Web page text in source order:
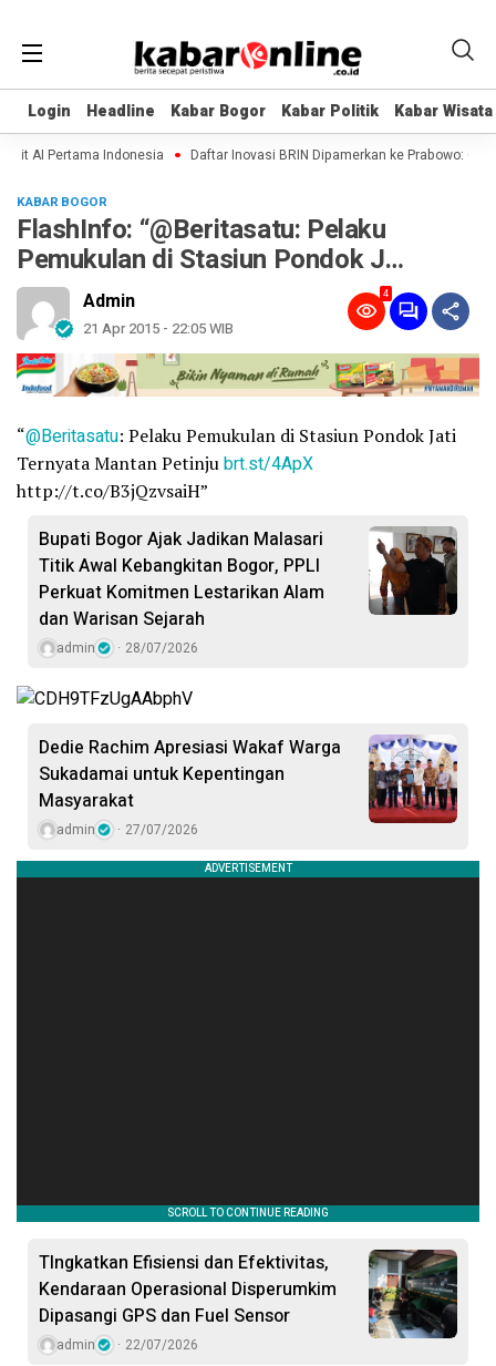
Login Headline Kabar Bogor Kabar Politik Kabar Wisata
Login Headline Kabar Bogor Kabar Politik Kabar Wisata
AI Pertama Indonesia Daftar Inovasi BRIN Dipamerkan ke Prabowo:
KABAR BOGOR
FlashInfo: “@Beritasatu: Pelaku
Pemukulan di Stasiun Pondok J…
Admin
21 Apr 2015 - 22:05 WIB
4
“@Beritasatu: Pelaku Pemukulan di Stasiun Pondok Jati
Ternyata Mantan Petinjubrt.st/4ApX
http://t.co/B3jQzvsaiH”
Bupati Bogor Ajak Jadikan Malasari
Titik Awal Kebangkitan Bogor, PPLI
Perkuat Komitmen Lestarikan Alam
dan Warisan Sejarah
admin 28/07/2026
Dedie Rachim Apresiasi Wakaf Warga
Sukadamai untuk Kepentingan
Masyarakat
admin 27/07/2026
TIngkatkan Efisiensi dan Efektivitas,
Kendaraan Operasional Disperumkim
Dipasangi GPS dan Fuel Sensor
admin 22/07/2026